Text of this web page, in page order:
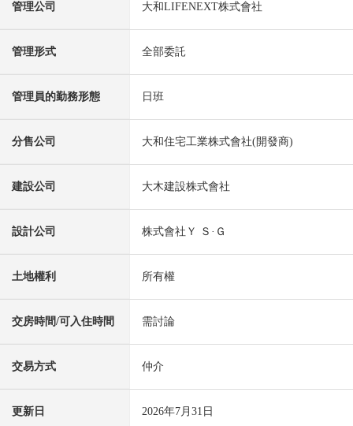
管理公司 大和LIFENEXT株式會社
管理形式 全部委託
管理員的勤務形態 日班
分售公司 大和住宅工業株式會社(開發商)
建設公司 大木建設株式會社
設計公司 株式會社Ｙ Ｓ·Ｇ
土地權利 所有權
交房時間/可入住時間 需討論
交易方式 仲介
更新日 2026年7月31日